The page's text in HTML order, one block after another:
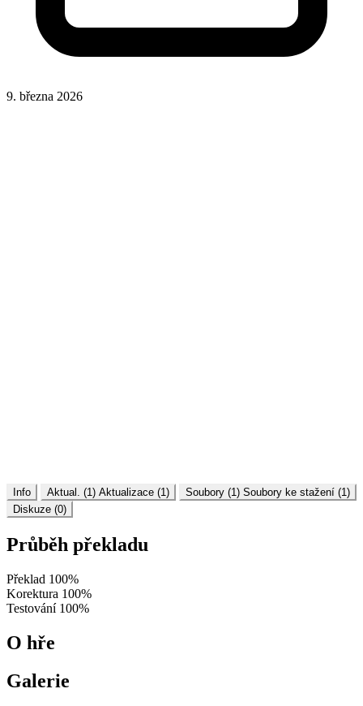
9. března 2026
Info Aktual. (1) Aktualizace (1) Soubory (1) Soubory ke stažení (1)
Diskuze (0)
Průběh překladu
Překlad 100%
Korektura 100%
Testování 100%
O hře
Galerie